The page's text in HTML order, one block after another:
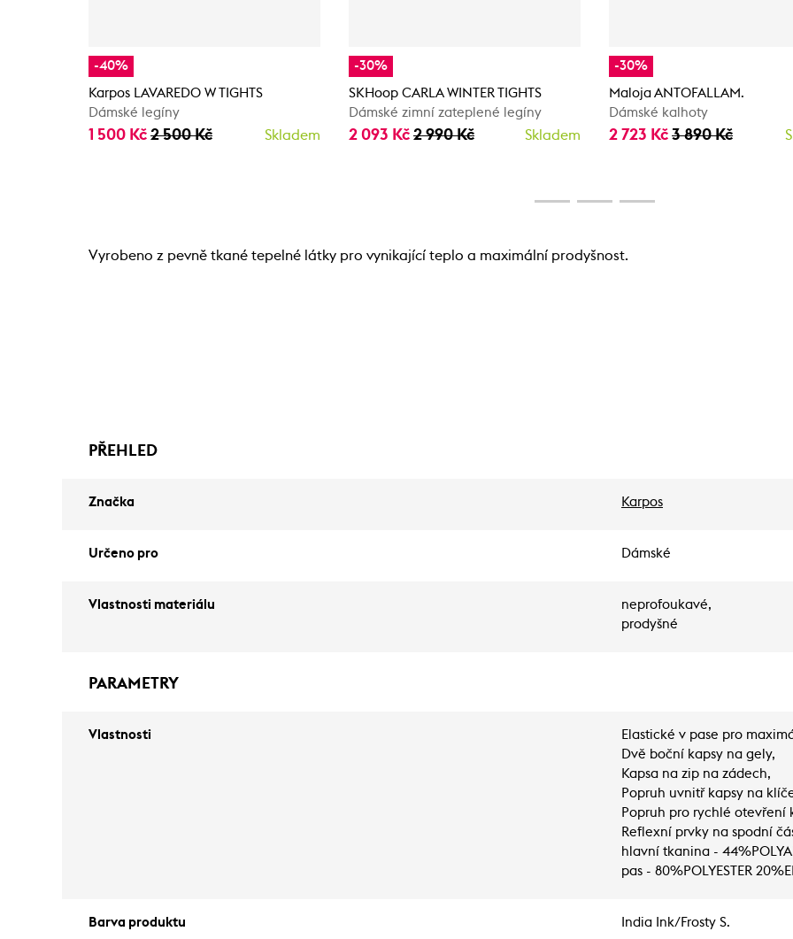
-40%
Karpos LAVAREDO W TIGHTS
Dámské legíny
1 500 Kč 2 500 Kč Skladem
-30%
SKHoop CARLA WINTER TIGHTS
Dámské zimní zateplené legíny
2 093 Kč 2 990 Kč Skladem
-30%
Maloja ANTOFALLAM.
Dámské kalhoty
2 723 Kč 3 890 Kč
Vyrobeno z pevně tkané tepelné látky pro vynikající teplo a maximální prodyšnost.
PŘEHLED
Značka Karpos
Určeno pro Dámské
Vlastnosti materiálu
neprofoukavé,
prodyšné
PARAMETRY
Vlastnosti
Elastické v pase pro
Dvě boční kapsy na gely,
Kapsa na zip na zádech,
Popruh uvnitř kapsy na
Popruh pro rychlé otevření
Reflexní prvky na spodní
hlavní tkanina -
pas - 80%POLYESTER
Barva produktu India Ink/Frosty S.